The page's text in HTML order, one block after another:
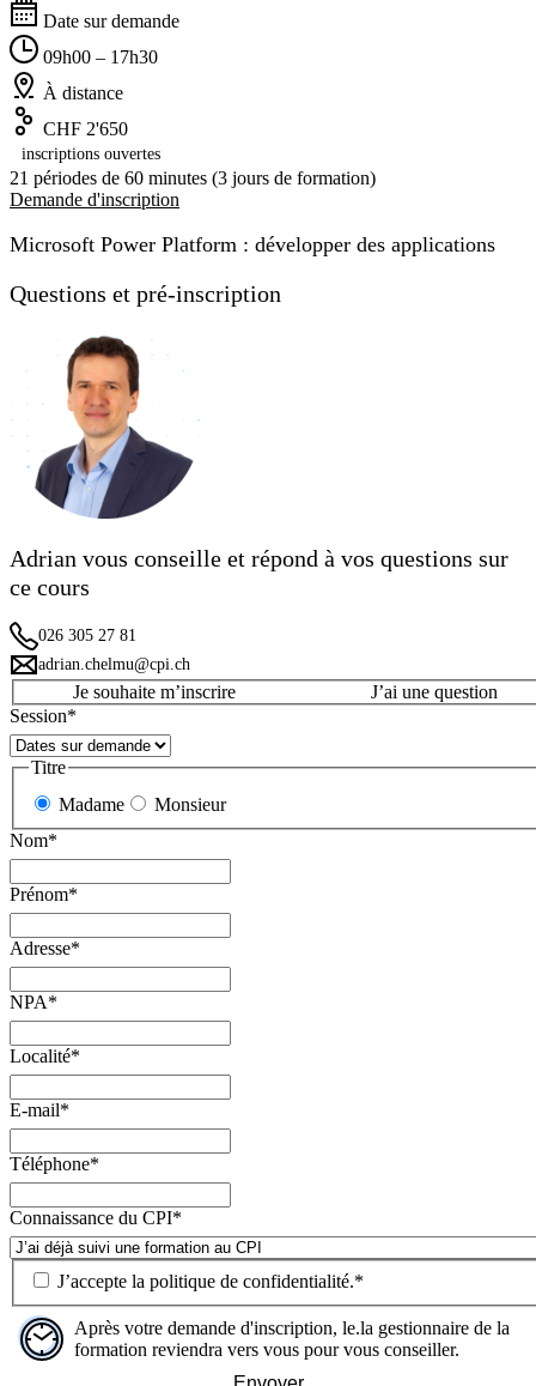
Date sur demande
09h00 – 17h30
À distance
CHF 2'650
inscriptions ouvertes
21 périodes de 60 minutes (3 jours de formation)
Demande d'inscription
Microsoft Power Platform : développer des applications
Questions et pré-inscription
Adrian vous conseille et répond à vos questions sur
ce cours
026 305 27 81
adrian.chelmu@cpi.ch
Je souhaite m’inscrire
J’ai une question
Session*
Titre
Madame
Monsieur
Nom*
Prénom*
Adresse*
NPA*
Localité*
E-mail*
Téléphone*
Connaissance du CPI*
J’accepte la politique de confidentialité.*
Après votre demande d'inscription, le.la gestionnaire de la
formation reviendra vers vous pour vous conseiller.